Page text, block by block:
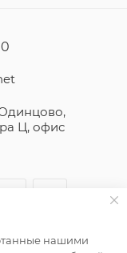
Ц, офис
нашими